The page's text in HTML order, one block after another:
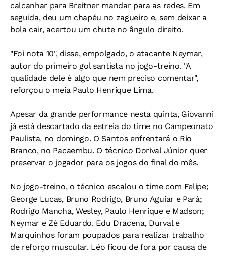
calcanhar para Breitner mandar para as redes. Em
seguida, deu um chapéu no zagueiro e, sem deixar a
bola cair, acertou um chute no ângulo direito.
"Foi nota 10", disse, empolgado, o atacante Neymar,
autor do primeiro gol santista no jogo-treino. "A
qualidade dele é algo que nem preciso comentar",
reforçou o meia Paulo Henrique Lima.
Apesar da grande performance nesta quinta, Giovanni
já está descartado da estreia do time no Campeonato
Paulista, no domingo. O Santos enfrentará o Rio
Branco, no Pacaembu. O técnico Dorival Júnior quer
preservar o jogador para os jogos do final do mês.
No jogo-treino, o técnico escalou o time com Felipe;
George Lucas, Bruno Rodrigo, Bruno Aguiar e Pará;
Rodrigo Mancha, Wesley, Paulo Henrique e Madson;
Neymar e Zé Eduardo. Edu Dracena, Durval e
Marquinhos foram poupados para realizar trabalho
de reforço muscular. Léo ficou de fora por causa de